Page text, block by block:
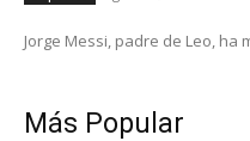
Jorge Messi, padre de Leo, ha
Más Popular